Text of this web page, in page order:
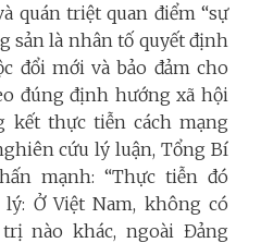
quán triệt quan điểm “sự
sản là nhân tố quyết định
đổi mới và bảo đảm cho
đúng định hướng xã hội
kết thực tiễn cách mạng
cứu lý luận, Tổng Bí
mạnh: “Thực tiễn đó
Ở Việt Nam, không có
nào khác, ngoài Đảng